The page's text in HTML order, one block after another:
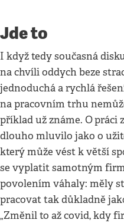
Jde to
I když tedy současná
na chvíli oddych beze
jednoduchá a rychlá
na pracovním trhu
příklad už známe. Opráci
dlouho mluvilo jako o
který může vést k větší
se vyplatit samotným
povolením váhaly: měly
pracovat tak důkladně
„Změnil to až covid, kdy